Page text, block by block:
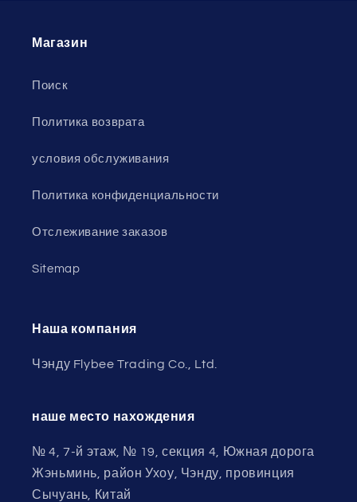
Магазин
Поиск
Политика возврата
условия обслуживания
Политика конфиденциальности
Отслеживание заказов
Sitemap
Наша компания
Чэнду Flybee Trading Co., Ltd.
наше место нахождения
№ 4, 7-й этаж, № 19, секция 4, Южная дорога
Жэньминь, район Ухоу, Чэнду, провинция
Сычуань, Китай